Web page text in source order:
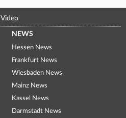
Video
NEWS
Hessen News
Frankfurt News
Wiesbaden News
Mainz News
Kassel News
Darmstadt News